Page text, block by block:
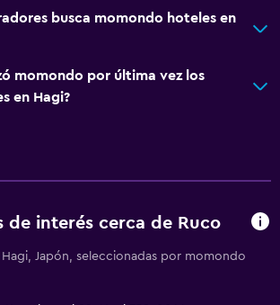
busca momondo hoteles en
momondo por última vez los
en Hagi?
de interés cerca de Ruco
Japón, seleccionadas por momondo